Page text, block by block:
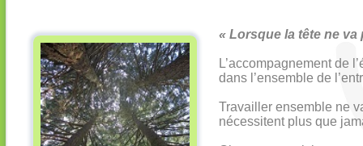
« Lorsque la tête ne va
L’accompagnement de
dans l’ensemble de
Travailler ensemble ne
nécessitent plus que